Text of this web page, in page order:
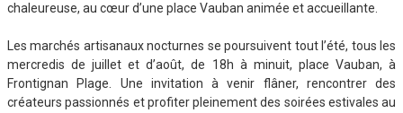
chaleureuse, au cœur d’une place Vauban animée et accueillante.
Les marchés artisanaux nocturnes se poursuivent tout l’été, tous les
mercredis de juillet et d’août, de 18h à minuit, place Vauban, à
Frontignan Plage. Une invitation à venir flâner, rencontrer des
créateurs passionnés et profiter pleinement des soirées estivales au